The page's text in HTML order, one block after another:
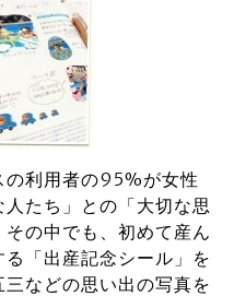
の利用者の95%が女性
たち」との「大切な思
の中でも、初めて産ん
「出産記念シール」を
などの思い出の写真を